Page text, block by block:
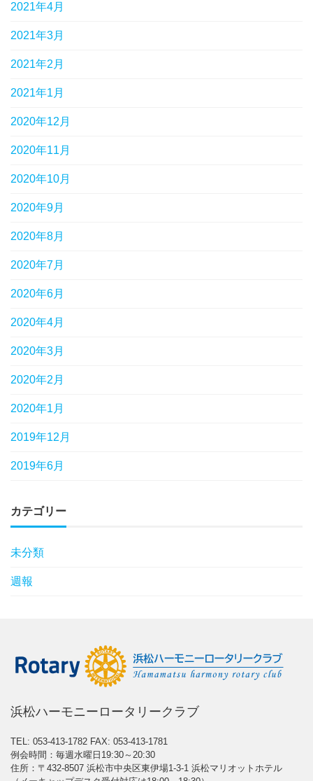
2021年4月
2021年3月
2021年2月
2021年1月
2020年12月
2020年11月
2020年10月
2020年9月
2020年8月
2020年7月
2020年6月
2020年4月
2020年3月
2020年2月
2020年1月
2019年12月
2019年6月
カテゴリー
未分類
週報
浜松ハーモニーロータリークラブ
TEL: 053-413-1782 FAX: 053-413-1781
例会時間：毎週水曜日19:30～20:30
住所：〒432-8507 浜松市中央区東伊場1-3-1 浜松マリオットホテル